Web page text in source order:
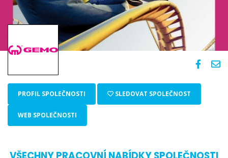
PROFIL SPOLEČNOSTI SLEDOVAT SPOLEČNOST
WEB SPOLEČNOSTI